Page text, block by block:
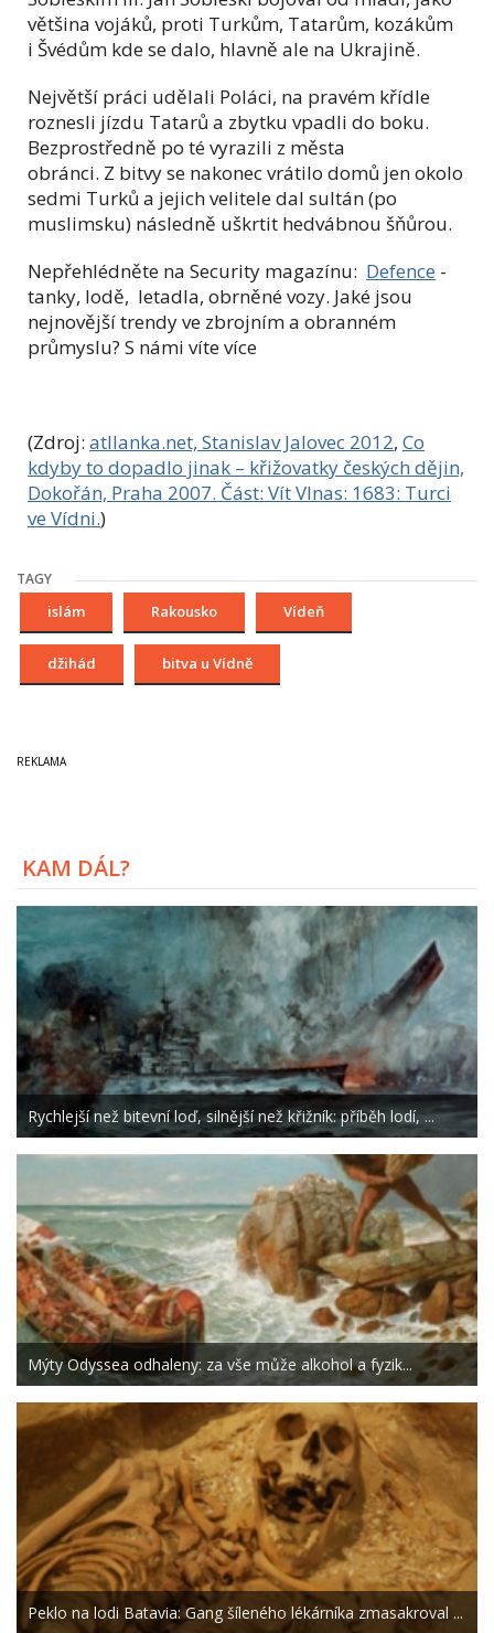
většina vojáků, proti Turkům, Tatarům, kozákům
i Švédům kde se dalo, hlavně ale na Ukrajině.
Největší práci udělali Poláci, na pravém křídle
roznesli jízdu Tatarů a zbytku vpadli do boku.
Bezprostředně po té vyrazili z města
obránci. Z bitvy se nakonec vrátilo domů jen okolo
sedmi Turků a jejich velitele dal sultán (po
muslimsku) následně uškrtit hedvábnou šňůrou.
Nepřehlédněte na Security magazínu: Defence -
tanky, lodě, letadla, obrněné vozy. Jaké jsou
nejnovější trendy ve zbrojním a obranném
průmyslu? S námi víte více
(Zdroj: atllanka.net, Stanislav Jalovec 2012, Co
kdyby to dopadlo jinak – křižovatky českých dějin,
Dokořán, Praha 2007. Část: Vít Vlnas: 1683: Turci
ve Vídni.)
TAGY
islám Rakousko Vídeň
džihád bitva u Vídně
KAM DÁL?
Rychlejší než bitevní loď, silnější než křižník: příběh lodí, ...
Mýty Odyssea odhaleny: za vše může alkohol a fyzik...
Peklo na lodi Batavia: Gang šíleného lékárníka zmasakroval ...